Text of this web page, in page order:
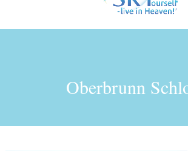
Oberbrunn